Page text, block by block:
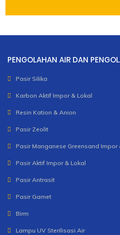
PENGOLAHAN AIR DAN
Pasir Silika
Karbon Aktif Impor & Lokal
Resin Kation & Anion
Pasir Zeolit
Pasir Manganese Greensand Impor
Pasir Aktif Impor & Lokal
Pasir Antrasit
Pasir Garnet
Birm
Lampu UV Sterilisasi Air